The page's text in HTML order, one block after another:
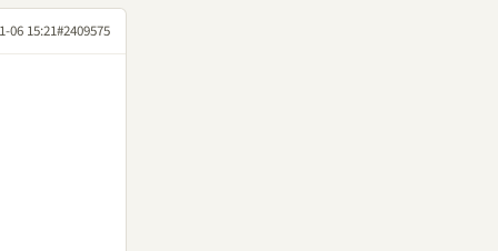
06 15:21#2409575